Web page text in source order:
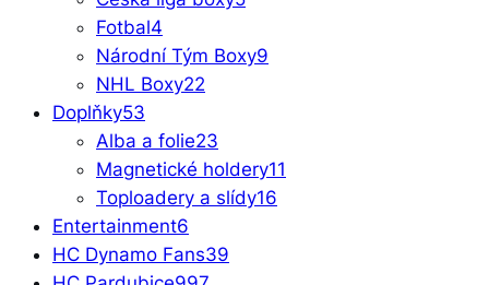
Fotbal4
Národní Tým Boxy9
NHL Boxy22
Doplňky53
Alba a folie23
Magnetické holdery11
Toploadery a slídy16
Entertainment6
HC Dynamo Fans39